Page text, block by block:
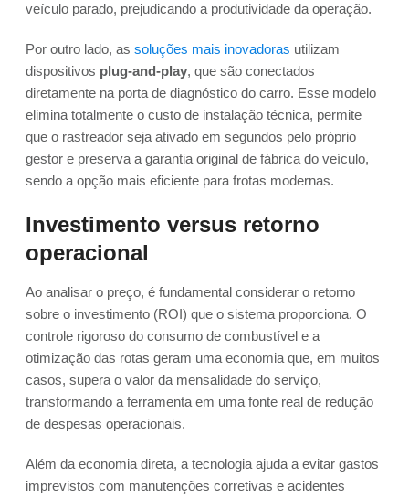
veículo parado, prejudicando a produtividade da operação.
Por outro lado, as soluções mais inovadoras utilizam
dispositivos plug-and-play, que são conectados
diretamente na porta de diagnóstico do carro. Esse modelo
elimina totalmente o custo de instalação técnica, permite
que o rastreador seja ativado em segundos pelo próprio
gestor e preserva a garantia original de fábrica do veículo,
sendo a opção mais eficiente para frotas modernas.
Investimento versus retorno
operacional
Ao analisar o preço, é fundamental considerar o retorno
sobre o investimento (ROI) que o sistema proporciona. O
controle rigoroso do consumo de combustível e a
otimização das rotas geram uma economia que, em muitos
casos, supera o valor da mensalidade do serviço,
transformando a ferramenta em uma fonte real de redução
de despesas operacionais.
Além da economia direta, a tecnologia ajuda a evitar gastos
imprevistos com manutenções corretivas e acidentes